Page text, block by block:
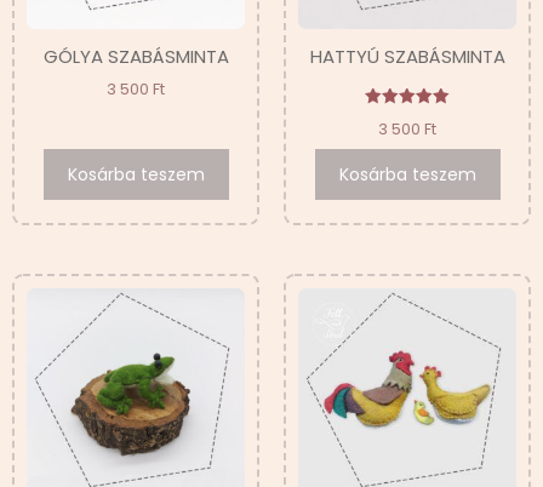
GÓLYA SZABÁSMINTA
3 500 Ft
Kosárba teszem
HATTYÚ SZABÁSMINTA
5.00
/ 5
3 500 Ft
Kosárba teszem